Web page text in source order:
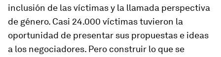
inclusión de las víctimas y la llamada perspectiva
de género. Casi 24.000 víctimas tuvieron la
oportunidad de presentar sus propuestas e ideas
a los negociadores. Pero construir lo que se